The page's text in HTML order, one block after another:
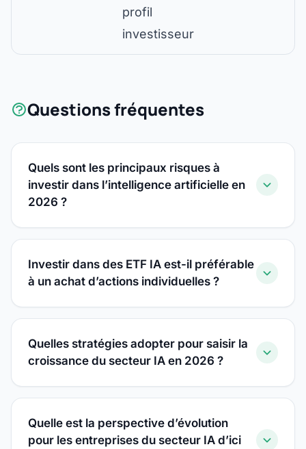
profil
investisseur
Questions fréquentes
Quels sont les principaux risques à
investir dans l’intelligence artificielle en
2026 ?
Investir dans des ETF IA est-il préférable
à un achat d’actions individuelles ?
Quelles stratégies adopter pour saisir la
croissance du secteur IA en 2026 ?
Quelle est la perspective d’évolution
pour les entreprises du secteur IA d’ici